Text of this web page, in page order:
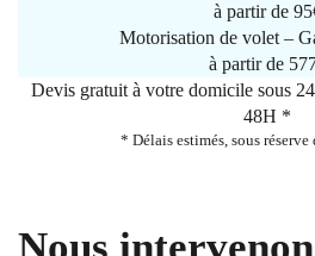
à partir de
Motorisation de volet –
à partir de
Devis gratuit à votre domicile sous
48H *
* Délais estimés, sous